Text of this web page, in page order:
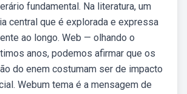
fundamental. Na literatura, um
central que é explorada e expressa
ao longo. Web — olhando o
anos, podemos afirmar que os
do enem costumam ser de impacto
Webum tema é a mensagem de